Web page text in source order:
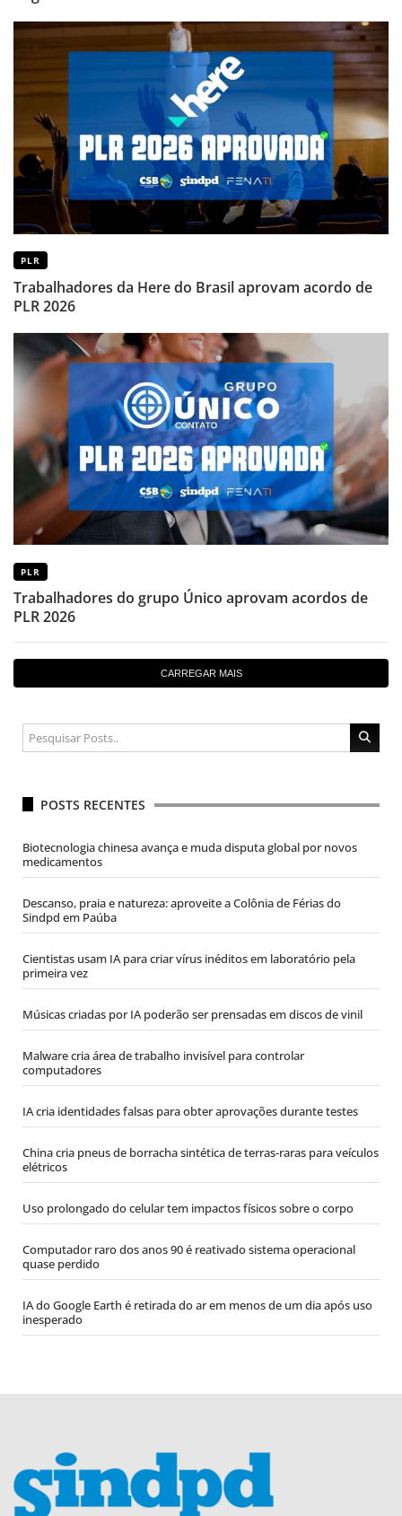
PLR
Trabalhadores da Here do Brasil aprovam acordo de
PLR 2026
PLR
Trabalhadores do grupo Único aprovam acordos de
PLR 2026
CARREGAR MAIS
POSTS RECENTES
Biotecnologia chinesa avança e muda disputa global por novos
medicamentos
Descanso, praia e natureza: aproveite a Colônia de Férias do
Sindpd em Paúba
Cientistas usam IA para criar vírus inéditos em laboratório pela
primeira vez
Músicas criadas por IA poderão ser prensadas em discos de vinil
Malware cria área de trabalho invisível para controlar
computadores
IA cria identidades falsas para obter aprovações durante testes
China cria pneus de borracha sintética de terras-raras para veículos
elétricos
Uso prolongado do celular tem impactos físicos sobre o corpo
Computador raro dos anos 90 é reativado sistema operacional
quase perdido
IA do Google Earth é retirada do ar em menos de um dia após uso
inesperado